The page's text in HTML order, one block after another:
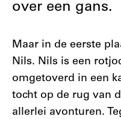
over een gans.
Maar in de eerste
Nils. Nils is een
omgetoverd in een
tocht op de rug van
allerlei avonturen.